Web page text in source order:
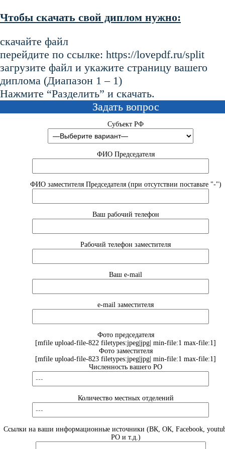
Чтобы скачать свой диплом нужно:
скачайте файл
перейдите по ссылке: https://lovepdf.ru/split
загрузите файл и укажите страницу вашего
диплома (Диапазон 1 – 1)
Нажмите “Разделить” и скачать.
Задать вопрос
Субъект РФ
ФИО Председателя
ФИО заместителя Председателя (при отсутствии поставьте "-")
Ваш рабочий телефон
Рабочий телефон заместителя
Ваш e-mail
e-mail заместителя
Фото председателя
[mfile upload-file-822 filetypes:jpeg|jpg| min-file:1 max-file:1]
Фото заместителя
[mfile upload-file-823 filetypes:jpeg|jpg| min-file:1 max-file:1]
Численность вашего РО
Количество местных отделений
Ссылки на ваши информационные источники (ВК, ОК, Facebook,
РО и т.д.)